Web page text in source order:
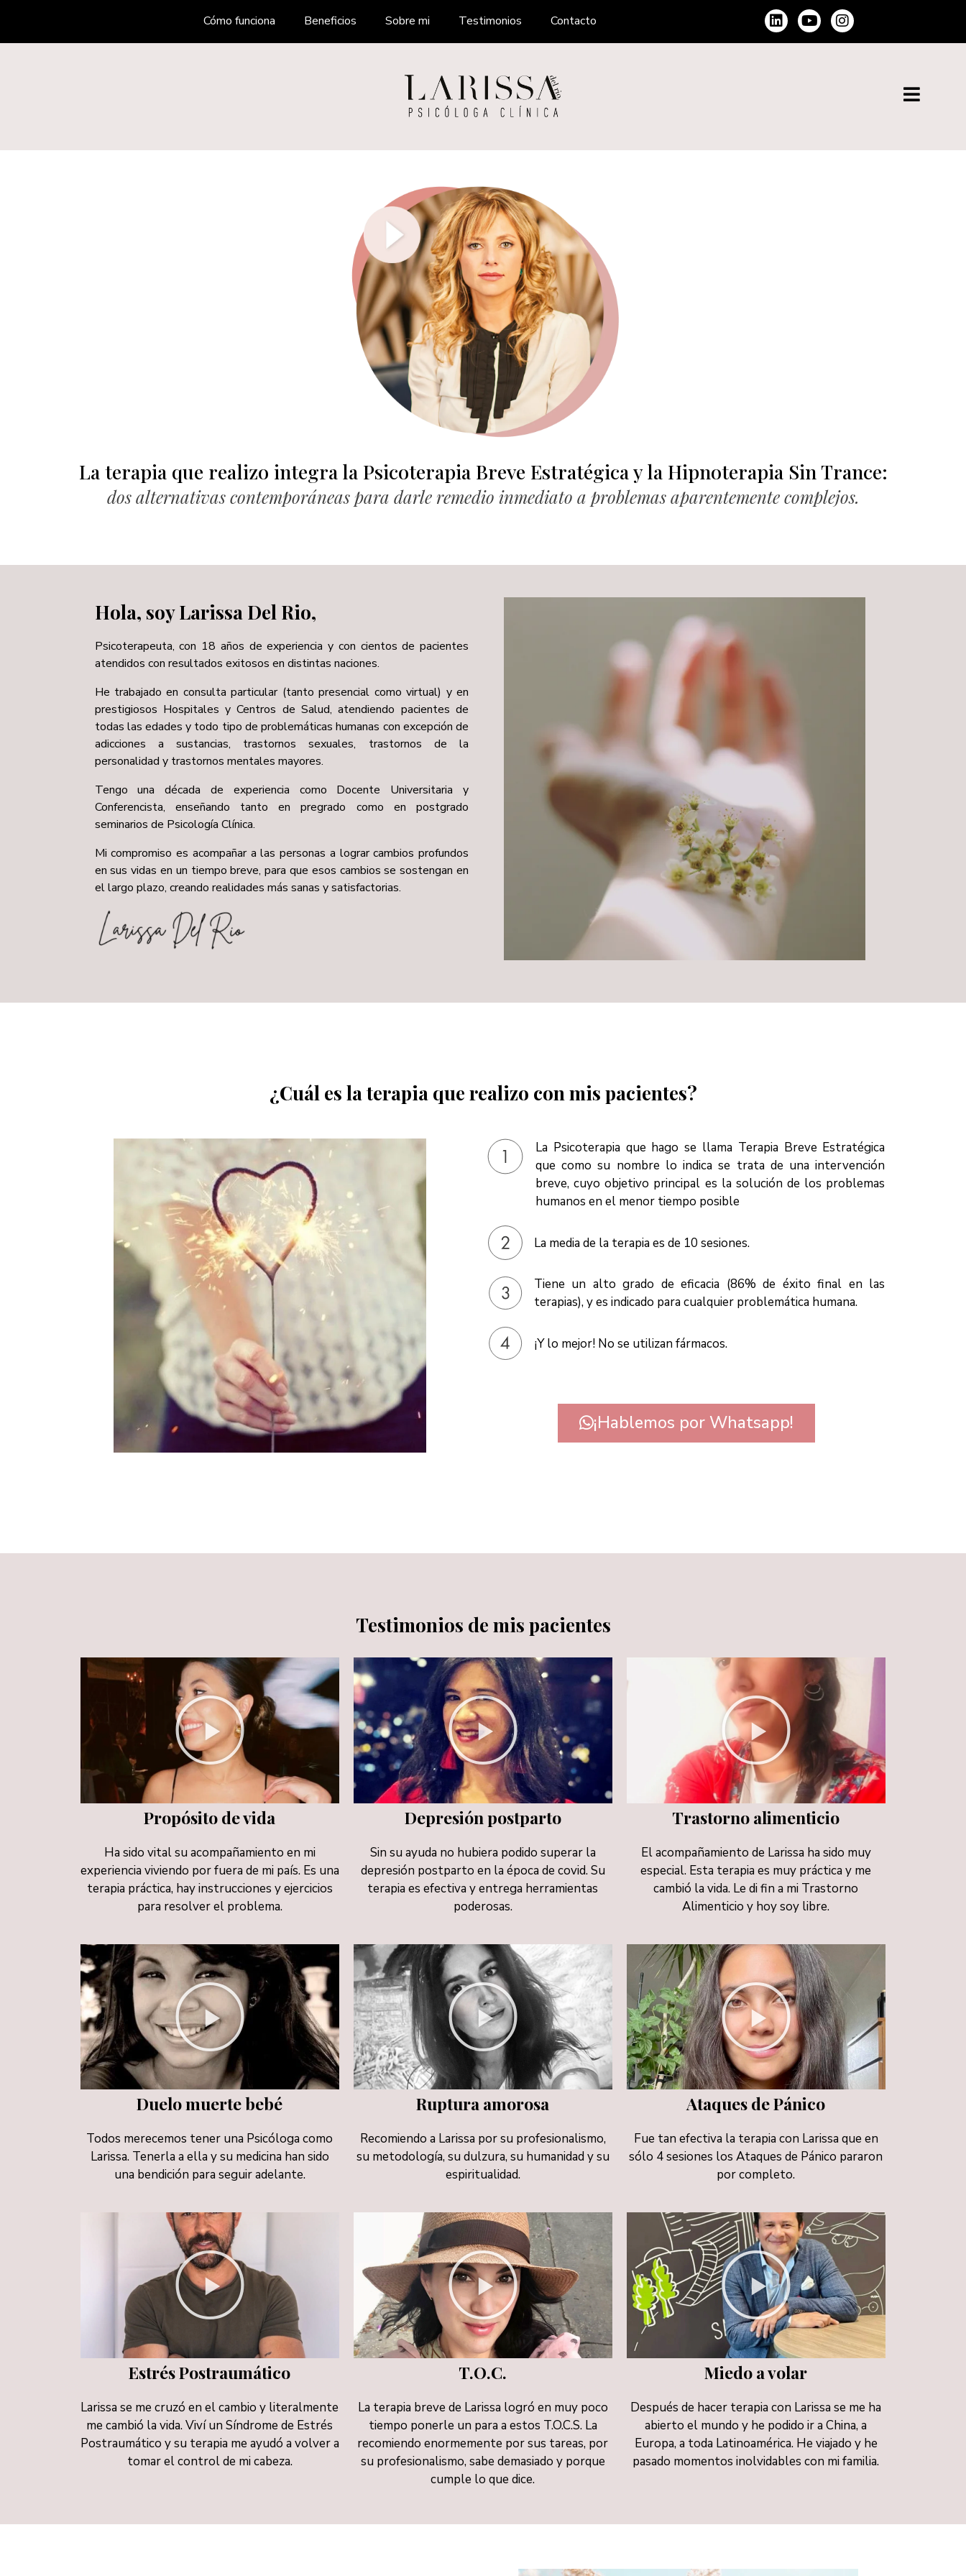
Cómo funciona Beneficios Sobre mi Testimonios Contacto
La terapia que realizo integra la Psicoterapia Breve Estratégica y la Hipnoterapia Sin Trance:
dos alternativas contemporáneas para darle remedio inmediato a problemas aparentemente complejos.
Hola, soy Larissa Del Rio,
Psicoterapeuta, con 18 años de experiencia y con cientos de pacientes
atendidos con resultados exitosos en distintas naciones.
He trabajado en consulta particular (tanto presencial como virtual) y en
prestigiosos Hospitales y Centros de Salud, atendiendo pacientes de
todas las edades y todo tipo de problemáticas humanas con excepción de
adicciones a sustancias, trastornos sexuales, trastornos de la
personalidad y trastornos mentales mayores.
Tengo una década de experiencia como Docente Universitaria y
Conferencista, enseñando tanto en pregrado como en postgrado
seminarios de Psicología Clínica.
Mi compromiso es acompañar a las personas a lograr cambios profundos
en sus vidas en un tiempo breve, para que esos cambios se sostengan en
el largo plazo, creando realidades más sanas y satisfactorias.
¿Cuál es la terapia que realizo con mis pacientes?
La Psicoterapia que hago se llama Terapia Breve Estratégica
que como su nombre lo indica se trata de una intervención
breve, cuyo objetivo principal es la solución de los problemas
humanos en el menor tiempo posible
La media de la terapia es de 10 sesiones.
Tiene un alto grado de eficacia (86% de éxito final en las
terapias), y es indicado para cualquier problemática humana.
¡Y lo mejor! No se utilizan fármacos.
¡Hablemos por Whatsapp!
Testimonios de mis pacientes
Propósito de vida
Ha sido vital su acompañamiento en mi
experiencia viviendo por fuera de mi país. Es una
terapia práctica, hay instrucciones y ejercicios
para resolver el problema.
Depresión postparto
Sin su ayuda no hubiera podido superar la
depresión postparto en la época de covid. Su
terapia es efectiva y entrega herramientas
poderosas.
Trastorno alimenticio
El acompañamiento de Larissa ha sido muy
especial. Esta terapia es muy práctica y me
cambió la vida. Le di fin a mi Trastorno
Alimenticio y hoy soy libre.
Duelo muerte bebé
Todos merecemos tener una Psicóloga como
Larissa. Tenerla a ella y su medicina han sido
una bendición para seguir adelante.
Ruptura amorosa
Recomiendo a Larissa por su profesionalismo,
su metodología, su dulzura, su humanidad y su
espiritualidad.
Ataques de Pánico
Fue tan efectiva la terapia con Larissa que en
sólo 4 sesiones los Ataques de Pánico pararon
por completo.
Estrés Postraumático
Larissa se me cruzó en el cambio y literalmente
me cambió la vida. Viví un Síndrome de Estrés
Postraumático y su terapia me ayudó a volver a
tomar el control de mi cabeza.
T.O.C.
La terapia breve de Larissa logró en muy poco
tiempo ponerle un para a estos T.O.C.S. La
recomiendo enormemente por sus tareas, por
su profesionalismo, sabe demasiado y porque
cumple lo que dice.
Miedo a volar
Después de hacer terapia con Larissa se me ha
abierto el mundo y he podido ir a China, a
Europa, a toda Latinoamérica. He viajado y he
pasado momentos inolvidables con mi familia.